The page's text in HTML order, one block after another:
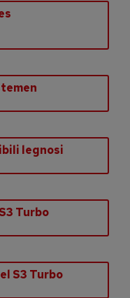
legnosi
Turbo
S3 Turbo